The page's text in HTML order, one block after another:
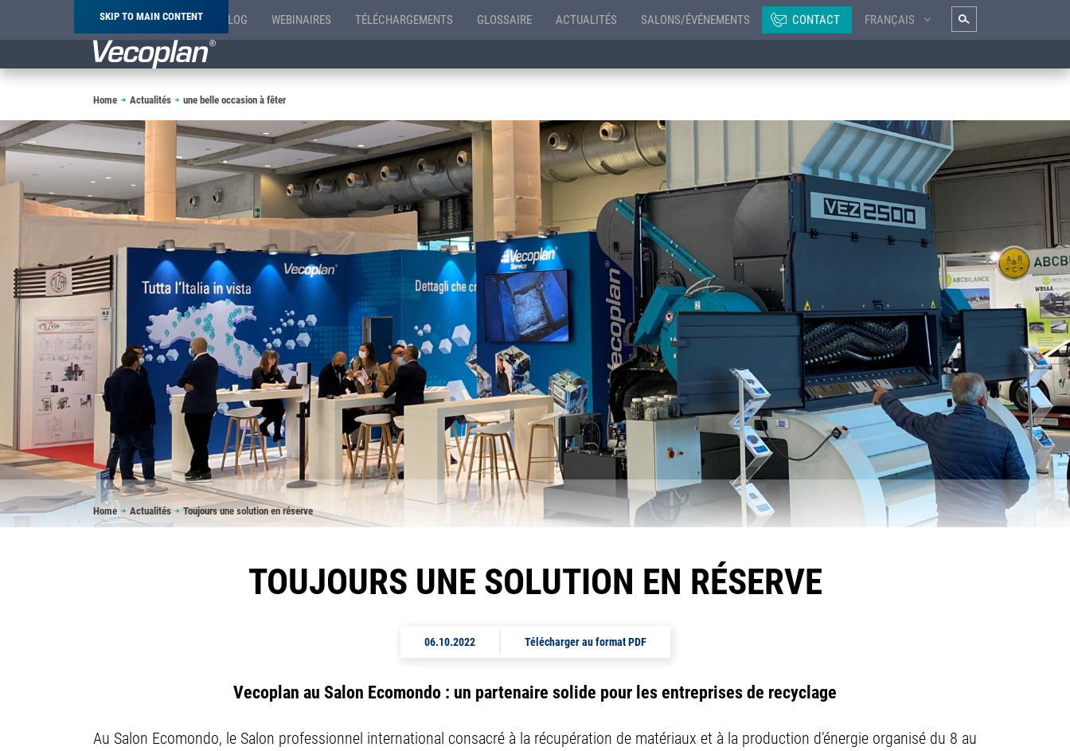
SKIP TO MAIN CONTENT BLOG WEBINAIRES TÉLÉCHARGEMENTS GLOSSAIRE ACTUALITÉS SALONS/ÉVÉNEMENTS CONTACT FRANÇAIS
Breadcrumb
Home Actualités une belle occasion à fêter
Breadcrumb
Home Actualités Toujours une solution en réserve
TOUJOURS UNE SOLUTION EN RÉSERVE
06.10.2022 Télécharger au format PDF
Vecoplan au Salon Ecomondo : un partenaire solide pour les entreprises de recyclage
Au Salon Ecomondo, le Salon professionnel international consacré à la récupération de matériaux et à la production d’énergie organisé du 8 au